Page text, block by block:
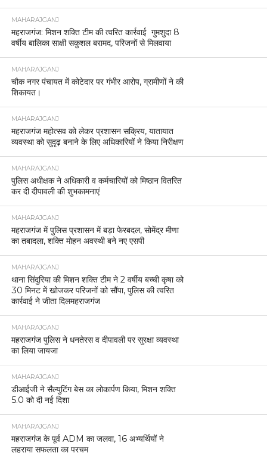
MAHARAJGANJ
महराजगंज: मिशन शक्ति टीम की त्वरित कार्रवाई गुमशुदा 8
वर्षीय बालिका साक्षी सकुशल बरामद, परिजनों से मिलवाया
MAHARAJGANJ
चौक नगर पंचायत में कोटेदार पर गंभीर आरोप, ग्रामीणों ने की
शिकायत।
MAHARAJGANJ
महराजगंज महोत्सव को लेकर प्रशासन सक्रिय, यातायात
व्यवस्था को सुदृढ़ बनाने के लिए अधिकारियों ने किया निरीक्षण
MAHARAJGANJ
पुलिस अधीक्षक ने अधिकारी व कर्मचारियों को मिष्ठान वितरित
कर दी दीपावली की शुभकामनाएं
MAHARAJGANJ
महराजगंज में पुलिस प्रशासन में बड़ा फेरबदल, सोमेंद्र मीणा
का तबादला, शक्ति मोहन अवस्थी बने नए एसपी
MAHARAJGANJ
थाना सिंदुरिया की मिशन शक्ति टीम ने 2 वर्षीय बच्ची कृषा को
30 मिनट में खोजकर परिजनों को सौंपा, पुलिस की त्वरित
कार्रवाई ने जीता दिलमहराजगंज
MAHARAJGANJ
महराजगंज पुलिस ने धनतेरस व दीपावली पर सुरक्षा व्यवस्था
का लिया जायजा
MAHARAJGANJ
डीआईजी ने सैल्युटिंग बेस का लोकार्पण किया, मिशन शक्ति
5.0 को दी नई दिशा
MAHARAJGANJ
महराजगंज के पूर्व ADM का जलवा, 16 अभ्यर्थियों ने
लहराया सफलता का परचम